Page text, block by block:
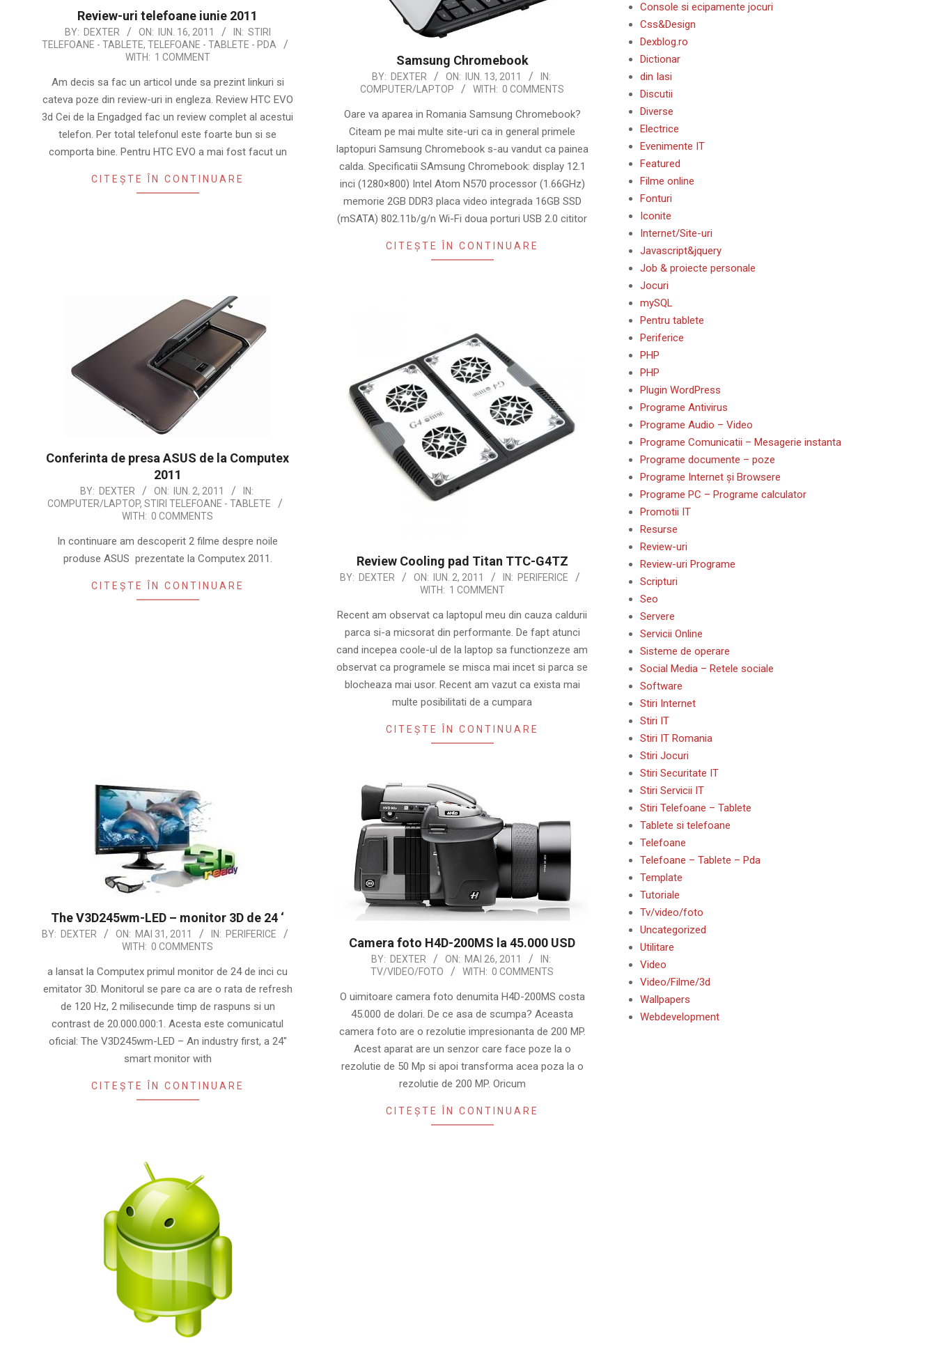
Review-uri telefoane iunie 2011
2011-
06-
BY: DEXTER ON: IUN. 16, 2011 IN: STIRI
TELEFOANE - TABLETE, TELEFOANE - TABLETE - PDA
WITH: 1 COMMENT
Am decis sa fac un articol unde sa prezint linkuri si
cateva poze din review-uri in engleza. Review HTC EVO
3d Cei de la Engadged fac un review complet al acestui
telefon. Per total telefonul este foarte bun si se
comporta bine. Pentru HTC EVO a mai fost facut un
CITEȘTE ÎN CONTINUARE
Samsung Chromebook
13
BY: DEXTER ON: IUN. 13, 2011
IN:
COMPUTER/LAPTOP
WITH: 0 COMMENTS
Oare va aparea in Romania Samsung Chromebook?
Citeam pe mai multe site-uri ca in general primele
laptopuri Samsung Chromebook s-au vandut ca painea
calda. Specificatii SAmsung Chromebook: display 12.1
inci (1280×800) Intel Atom N570 processor (1.66GHz)
memorie 2GB DDR3 placa video integrada 16GB SSD
(mSATA) 802.11b/g/n Wi-Fi doua porturi USB 2.0 cititor
CITEȘTE ÎN CONTINUARE
Conferinta de presa ASUS de la Computex
2011
06-
BY: DEXTER ON: IUN. 2, 2011
IN:
COMPUTER/LAPTOP, STIRI TELEFOANE - TABLETE
WITH: 0 COMMENTS
In continuare am descoperit 2 filme despre noile
produse ASUS prezentate la Computex 2011.
CITEȘTE ÎN CONTINUARE
Review Cooling pad Titan TTC-G4TZ
2011-
02
BY: DEXTER ON: IUN. 2, 2011 IN: PERIFERICE
WITH: 1 COMMENT
Recent am observat ca laptopul meu din cauza caldurii
parca si-a micsorat din performante. De fapt atunci
cand incepea coole-ul de la laptop sa functionzeze am
observat ca programele se misca mai incet si parca se
blocheaza mai usor. Recent am vazut ca exista mai
multe posibilitati de a cumpara
CITEȘTE ÎN CONTINUARE
The V3D245wm-LED – monitor 3D de 24 ‘
2011-
31
BY: DEXTER ON: MAI 31, 2011 IN: PERIFERICE
WITH: 0 COMMENTS
a lansat la Computex primul monitor de 24 de inci cu
emitator 3D. Monitorul se pare ca are o rata de refresh
de 120 Hz, 2 milisecunde timp de raspuns si un
contrast de 20.000.000:1. Acesta este comunicatul
oficial: The V3D245wm-LED – An industry first, a 24″
smart monitor with
CITEȘTE ÎN CONTINUARE
Camera foto H4D-200MS la 45.000 USD
26
BY: DEXTER ON: MAI 26, 2011
IN:
TV/VIDEO/FOTO
WITH: 0 COMMENTS
O uimitoare camera foto denumita H4D-200MS costa
45.000 de dolari. De ce asa de scumpa? Aceasta
camera foto are o rezolutie impresionanta de 200 MP.
Acest aparat are un senzor care face poze la o
rezolutie de 50 Mp si apoi transforma acea poza la o
rezolutie de 200 MP. Oricum
CITEȘTE ÎN CONTINUARE
Console si ecipamente jocuri
Css&Design
Dexblog.ro
Dictionar
din Iasi
Discutii
Diverse
Electrice
Evenimente IT
Featured
Filme online
Fonturi
Iconite
Internet/Site-uri
Javascript&jquery
Job & proiecte personale
Jocuri
mySQL
Pentru tablete
Periferice
PHP
PHP
Plugin WordPress
Programe Antivirus
Programe Audio – Video
Programe Comunicatii – Mesagerie instanta
Programe documente – poze
Programe Internet și Browsere
Programe PC – Programe calculator
Promotii IT
Resurse
Review-uri
Review-uri Programe
Scripturi
Seo
Servere
Servicii Online
Sisteme de operare
Social Media – Retele sociale
Software
Stiri Internet
Stiri IT
Stiri IT Romania
Stiri Jocuri
Stiri Securitate IT
Stiri Servicii IT
Stiri Telefoane – Tablete
Tablete si telefoane
Telefoane
Telefoane – Tablete – Pda
Template
Tutoriale
Tv/video/foto
Uncategorized
Utilitare
Video
Video/Filme/3d
Wallpapers
Webdevelopment